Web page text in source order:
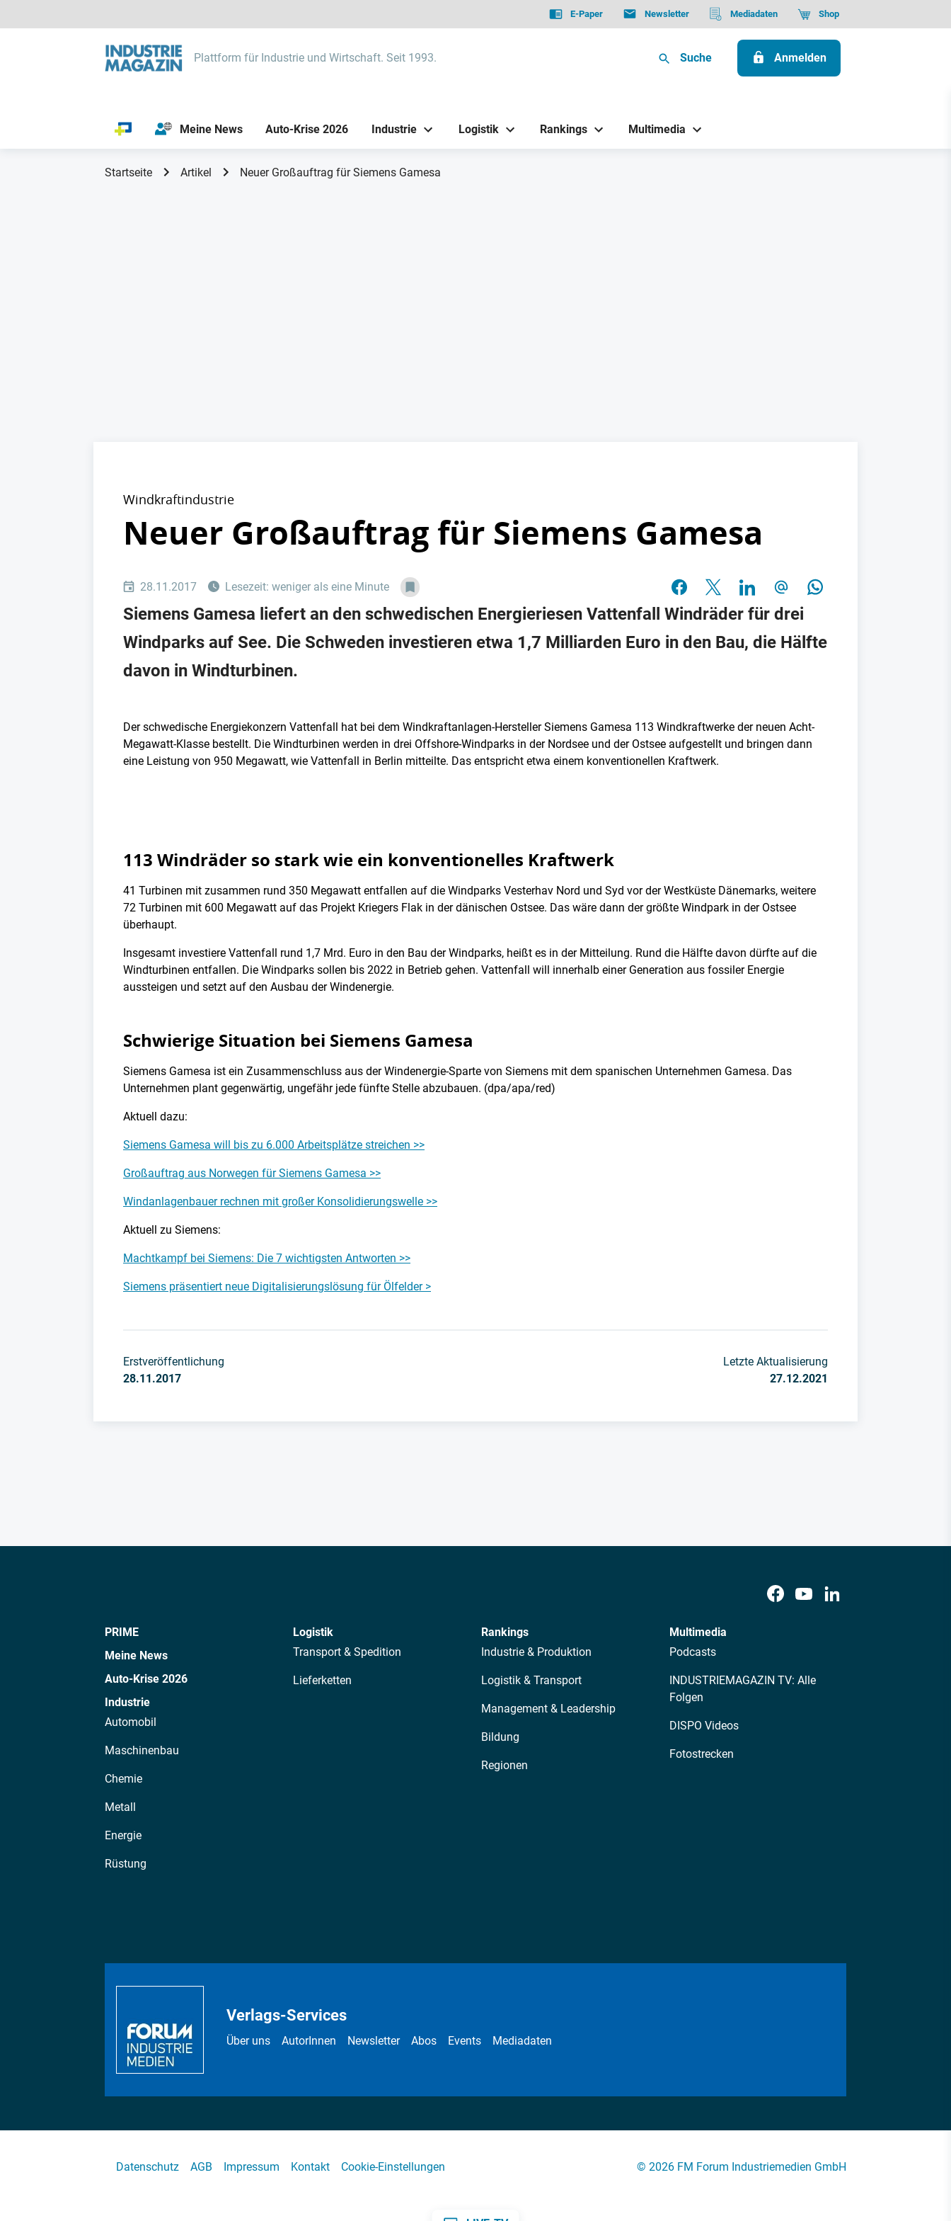
E-Paper Newsletter Mediadaten Shop
Plattform für Industrie und Wirtschaft. Seit 1993. Suche Anmelden
Meine News Auto-Krise 2026 Industrie Logistik Rankings Multimedia
Startseite Artikel Neuer Großauftrag für Siemens Gamesa
Windkraftindustrie
Neuer Großauftrag für Siemens Gamesa
28.11.2017 Lesezeit: weniger als eine Minute
Siemens Gamesa liefert an den schwedischen Energieriesen Vattenfall Windräder für drei
Windparks auf See. Die Schweden investieren etwa 1,7 Milliarden Euro in den Bau, die Hälfte
davon in Windturbinen.
Der schwedische Energiekonzern Vattenfall hat bei dem Windkraftanlagen-Hersteller Siemens Gamesa 113 Windkraftwerke der neuen Acht-
Megawatt-Klasse bestellt. Die Windturbinen werden in drei Offshore-Windparks in der Nordsee und der Ostsee aufgestellt und bringen dann
eine Leistung von 950 Megawatt, wie Vattenfall in Berlin mitteilte. Das entspricht etwa einem konventionellen Kraftwerk.
113 Windräder so stark wie ein konventionelles Kraftwerk
41 Turbinen mit zusammen rund 350 Megawatt entfallen auf die Windparks Vesterhav Nord und Syd vor der Westküste Dänemarks, weitere
72 Turbinen mit 600 Megawatt auf das Projekt Kriegers Flak in der dänischen Ostsee. Das wäre dann der größte Windpark in der Ostsee
überhaupt.
Insgesamt investiere Vattenfall rund 1,7 Mrd. Euro in den Bau der Windparks, heißt es in der Mitteilung. Rund die Hälfte davon dürfte auf die
Windturbinen entfallen. Die Windparks sollen bis 2022 in Betrieb gehen. Vattenfall will innerhalb einer Generation aus fossiler Energie
aussteigen und setzt auf den Ausbau der Windenergie.
Schwierige Situation bei Siemens Gamesa
Siemens Gamesa ist ein Zusammenschluss aus der Windenergie-Sparte von Siemens mit dem spanischen Unternehmen Gamesa. Das
Unternehmen plant gegenwärtig, ungefähr jede fünfte Stelle abzubauen. (dpa/apa/red)
Aktuell dazu:
Siemens Gamesa will bis zu 6.000 Arbeitsplätze streichen >>
Großauftrag aus Norwegen für Siemens Gamesa >>
Windanlagenbauer rechnen mit großer Konsolidierungswelle >>
Aktuell zu Siemens:
Machtkampf bei Siemens: Die 7 wichtigsten Antworten >>
Siemens präsentiert neue Digitalisierungslösung für Ölfelder >
Erstveröffentlichung
28.11.2017
Letzte Aktualisierung
27.12.2021
PRIME
Meine News
Auto-Krise 2026
Industrie
Automobil
Maschinenbau
Chemie
Metall
Energie
Rüstung
Logistik
Transport & Spedition
Lieferketten
Rankings
Industrie & Produktion
Logistik & Transport
Management & Leadership
Bildung
Regionen
Multimedia
Podcasts
INDUSTRIEMAGAZIN TV: Alle
Folgen
DISPO Videos
Fotostrecken
Verlags-Services
Über uns AutorInnen Newsletter Abos Events Mediadaten
Datenschutz AGB Impressum Kontakt Cookie-Einstellungen © 2026 FM Forum Industriemedien GmbH